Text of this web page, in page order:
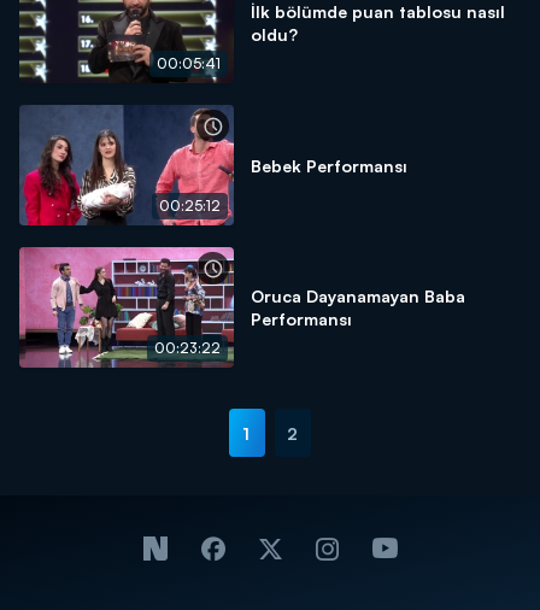
00:05:41
İlk bölümde puan tablosu nasıl
oldu?
00:25:12
Bebek Performansı
00:23:22
Oruca Dayanamayan Baba
Performansı
1 2